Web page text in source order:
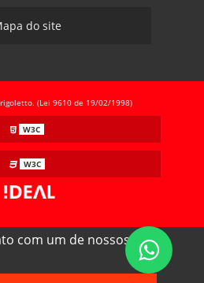
com um de nossos
do site
(Lei 9610 de 19/02/1998)
W3C
W3C